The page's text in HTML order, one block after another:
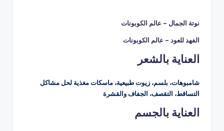
نوتة الجمال – عالم الكوبونات
الفهد للعود – عالم الكوبونات
العناية بالشعر
شامبوهات، بلسم، زيوت طبيعية، ماسكات مغذية لحل مشاكل
التساقط، التقصف، الجفاف والقشرة
العناية بالجسم